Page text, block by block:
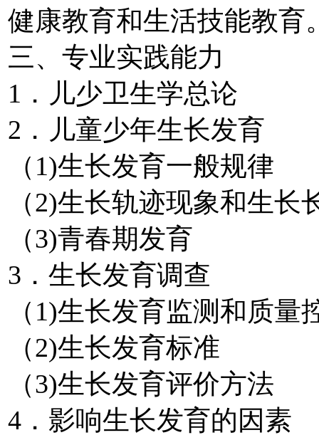
健康教育和生活技能教育
三、专业实践能力
1．儿少卫生学总论
2．儿童少年生长发育
（1)生长发育一般规律
（2)生长轨迹现象和生长
（3)青春期发育
3．生长发育调查
（1)生长发育监测和质量
（2)生长发育标准
（3)生长发育评价方法
4．影响生长发育的因素